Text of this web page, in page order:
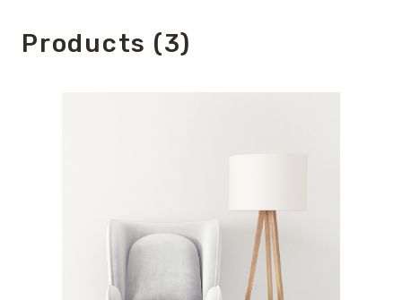
Products (3)